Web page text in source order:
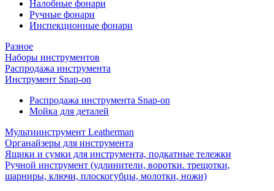
Налобные фонари
Ручные фонари
Инспекционные фонари
Разное
Наборы инструментов
Распродажа инструмента
Инструмент Snap-on
Распродажа инструмента Snap-on
Мойка для деталей
Мультиинструмент Leatherman
Органайзеры для инструмента
Ящики и сумки для инструмента, подкатные тележки
Ручной инструмент (удлинители, воротки. трещотки,
шарниры, ключи, плоскогубцы, молотки, ножи)